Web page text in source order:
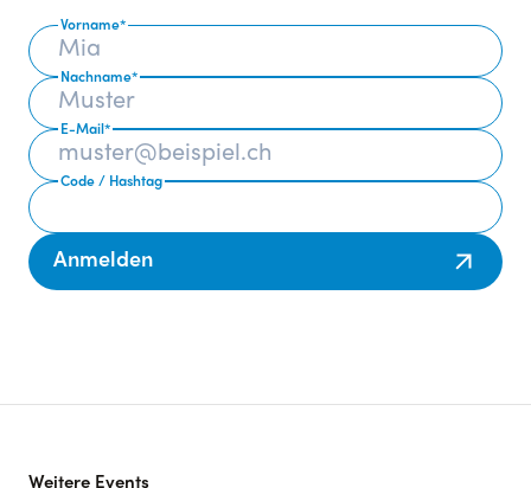
Vorname*
Nachname*
E-Mail *
Code / Hashtag
Anmelden
Weitere Events